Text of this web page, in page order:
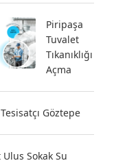
Piripaşa
Tuvalet
Tıkanıklığı
Açma
Göztepe
Sokak Su